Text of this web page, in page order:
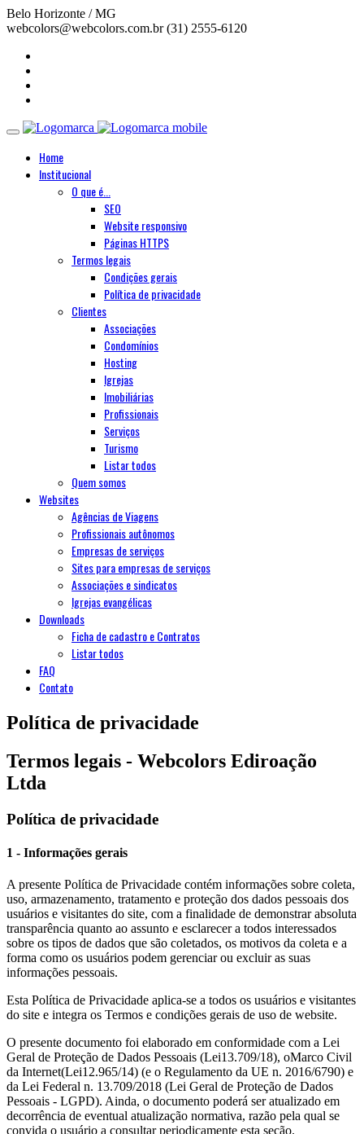
Belo Horizonte / MG
webcolors@webcolors.com.br (31) 2555-6120
Home
Institucional
O que é...
SEO
Website responsivo
Páginas HTTPS
Termos legais
Condições gerais
Política de privacidade
Clientes
Associações
Condomínios
Hosting
Igrejas
Imobiliárias
Profissionais
Serviços
Turismo
Listar todos
Quem somos
Websites
Agências de Viagens
Profissionais autônomos
Empresas de serviços
Sites para empresas de serviços
Associações e sindicatos
Igrejas evangélicas
Downloads
Ficha de cadastro e Contratos
Listar todos
FAQ
Contato
Política de privacidade
Termos legais - Webcolors Ediroação
Ltda
Política de privacidade
1 - Informações gerais
A presente Política de Privacidade contém informações sobre coleta,
uso, armazenamento, tratamento e proteção dos dados pessoais dos
usuários e visitantes do site, com a finalidade de demonstrar absoluta
transparência quanto ao assunto e esclarecer a todos interessados
sobre os tipos de dados que são coletados, os motivos da coleta e a
forma como os usuários podem gerenciar ou excluir as suas
informações pessoais.
Esta Política de Privacidade aplica-se a todos os usuários e visitantes
do site e integra os Termos e condições gerais de uso de website.
O presente documento foi elaborado em conformidade com a Lei
Geral de Proteção de Dados Pessoais (Lei13.709/18), oMarco Civil
da Internet(Lei12.965/14) (e o Regulamento da UE n. 2016/6790) e
da Lei Federal n. 13.709/2018 (Lei Geral de Proteção de Dados
Pessoais - LGPD). Ainda, o documento poderá ser atualizado em
decorrência de eventual atualização normativa, razão pela qual se
convida o usuário a consultar periodicamente esta seção.